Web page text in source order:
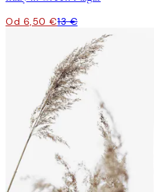
Od 6,50 €13 €